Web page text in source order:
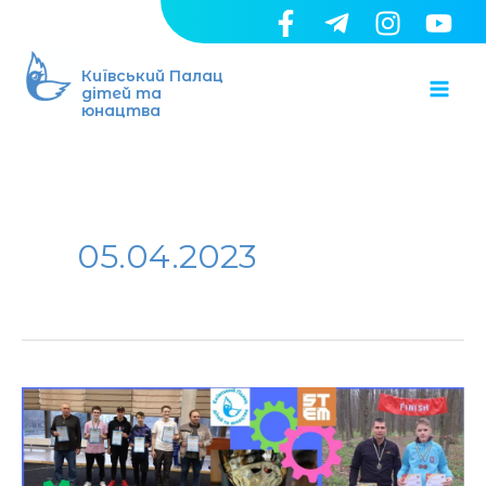
вмісту
Київський Палац
дітей та
юнацтва
05.04.2023
Переможнийtehno-
vikend
відділу